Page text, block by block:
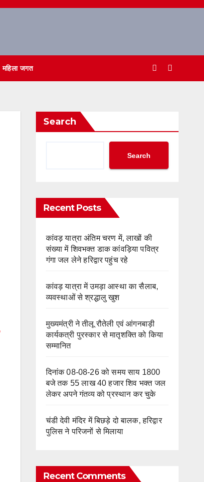
महिला जगत
Search
Search
Recent Posts
कांवड़ यात्रा अंतिम चरण में, लाखों की
संख्या में शिवभक्त डाक कांवड़िया पवित्र
गंगा जल लेने हरिद्वार पहुंच रहे
कांवड़ यात्रा में उमड़ा आस्था का सैलाब,
व्यवस्थाओं से श्रद्धालु खुश
मुख्यमंत्री ने तीलू रौतेली एवं आंगनबाड़ी
कार्यकत्री पुरस्कार से मातृशक्ति को किया
सम्मानित
दिनांक 08-08-26 को समय साय 1800
बजे तक 55 लाख 40 हजार शिव भक्त जल
लेकर अपने गंतव्य को प्रस्थान कर चुके
चंडी देवी मंदिर में बिछड़े दो बालक, हरिद्वार
पुलिस ने परिजनों से मिलाया
Recent Comments